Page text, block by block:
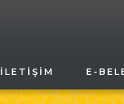
İLETIŞIM E-